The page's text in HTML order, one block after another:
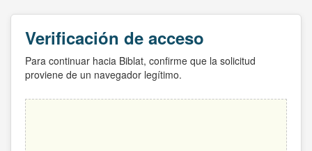
Verificación de acceso
Para continuar hacia Biblat, confirme que la solicitud
proviene de un navegador legítimo.